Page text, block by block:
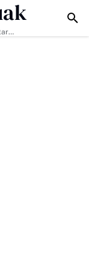
Masyarakat Jadi